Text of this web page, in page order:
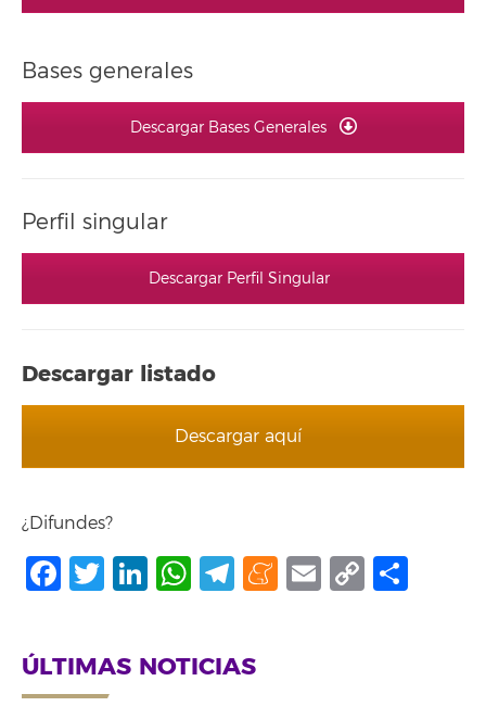
Bases generales
Descargar Bases Generales
Perfil singular
Descargar Perfil Singular
Descargar listado
Descargar aquí
¿Difundes?
Facebook
Twitter
LinkedIn
WhatsApp
Telegram
Meneame
Email
Copy
ÚLTIMAS NOTICIAS